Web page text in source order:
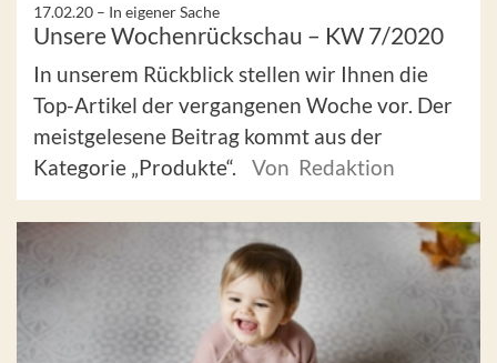
17.02.20 – In eigener Sache
Unsere Wochenrückschau – KW 7/2020
In unserem Rückblick stellen wir Ihnen die
Top-Artikel der vergangenen Woche vor. Der
meistgelesene Beitrag kommt aus der
Kategorie „Produkte“.
Von Redaktion